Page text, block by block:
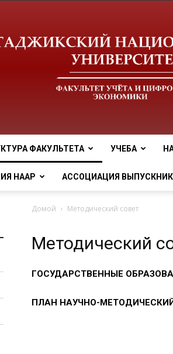
tnu
ФАКУЛЬТЕТА УЧЕБА
НААР АССОЦИАЦИЯ
Домой Методический совет
Методический
ГОСУДАРСТВЕННЫЕ
ПЛАН НАУЧНО-